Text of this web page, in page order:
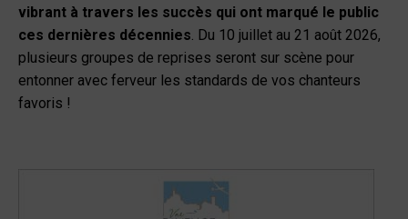
vibrant à travers les succès qui ont marqué le public
ces dernières décennies. Du 10 juillet au 21 août 2026,
plusieurs groupes de reprises seront sur scène pour
entonner avec ferveur les standards de vos chanteurs
favoris !